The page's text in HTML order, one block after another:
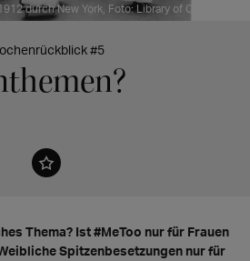
durch New York, Foto: Library of Congress
#5
Thema? Ist #MeToo nur für Frauen
Spitzenbesetzungen nur für